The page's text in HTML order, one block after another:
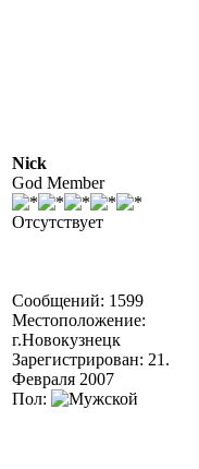
Nick
God Member
Отсутствует
Сообщений: 1599
Местоположение:
г.Новокузнецк
Зарегистрирован: 21.
Февраля 2007
Пол: